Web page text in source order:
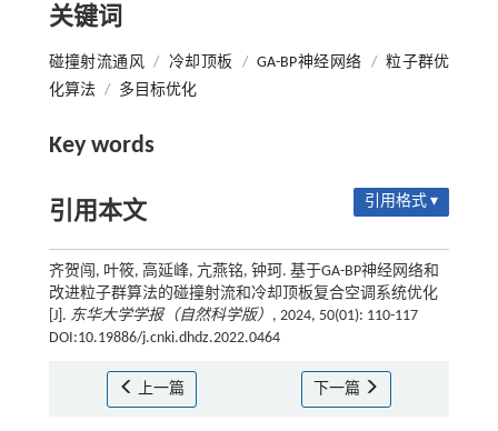
关键词
碰撞射流通风 / 冷却顶板 / GA-BP神经网络 / 粒子群优
化算法 / 多目标优化
Key words
引用本文 引用格式 ▾
齐贺闯, 叶筱, 高延峰, 亢燕铭, 钟珂. 基于GA-BP神经网络和
改进粒子群算法的碰撞射流和冷却顶板复合空调系统优化
[J]. 东华大学学报（自然科学版） , 2024, 50(01): 110-117
DOI:10.19886/j.cnki.dhdz.2022.0464
上一篇 下一篇